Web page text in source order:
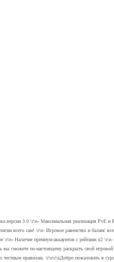
версии 3.0 \r\n- Максимальная реализация PvE и
всего сам! \r\n- Игровое равенство и баланс
Наличие премиум-аккаунтов с рейтами x2 \r\n-
сможете по-настоящему раскрыть свой игровой
честным правилам. \r\n\r\nДобро пожаловать в